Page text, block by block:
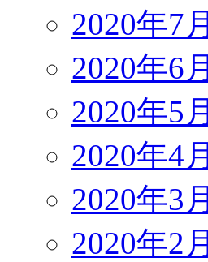
2020年7月
2020年6月
2020年5月
2020年4月
2020年3月
2020年2月